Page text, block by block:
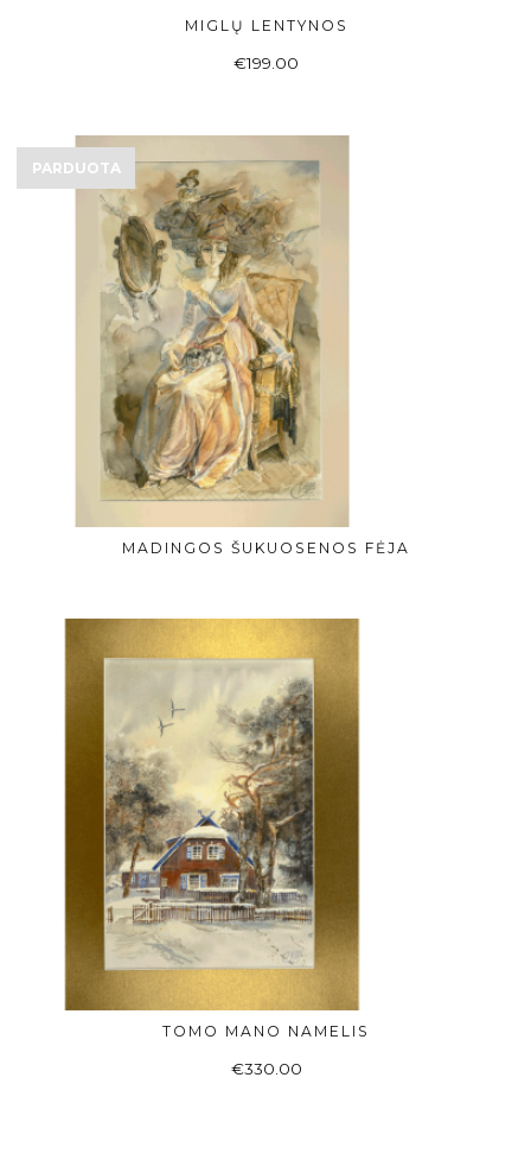
Į KREPŠELĮ
MIGLŲ LENTYNOS
€199.00
PARDUOTA
DAUGIAU
MADINGOS ŠUKUOSENOS FĖJA
Į KREPŠELĮ
TOMO MANO NAMELIS
€330.00